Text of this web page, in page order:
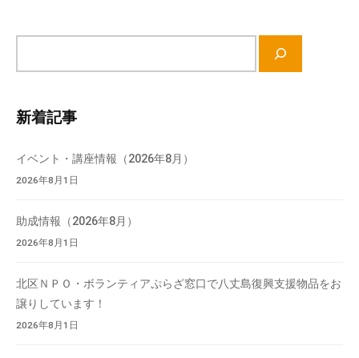
検
新着記事
イベント・講座情報（2026年8月）
2026年8月1日
助成情報（2026年8月）
2026年8月1日
北区ＮＰＯ・ボランティアぷらざ窓口で八丈島復興支援物品をお
譲りしています！
2026年8月1日